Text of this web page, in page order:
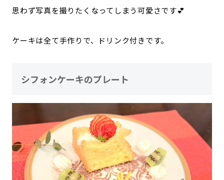
思わず写真を撮りたくなってしまう可愛さです💕
ケーキは全て手作りで、ドリンク付きです。
シフォンケーキのプレート